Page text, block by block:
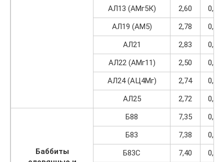
АЛ13 (АМг5К) 2,60
0,33
АЛ19 (АМ5)
2,78
0,35
АЛ21
2,83
0,36
АЛ22 (АМг11)
2,50
0,32
АЛ24 (АЦ4Мг)
2,74
0,35
АЛ25
2,72 0,35
Баббиты
Б88 7,35
0,93
Б83
7,38
0,94
Б83С
7,40
0,94